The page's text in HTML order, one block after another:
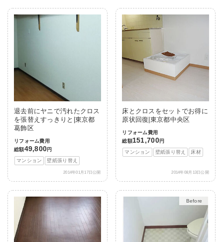
退去前にヤニで汚れたクロス
を張替えすっきりと|東京都
葛飾区
リフォーム費用
総額49,800円
マンション
壁紙張り替え
2014年01月17日公開
床とクロスをセットでお得に
原状回復|東京都中央区
リフォーム費用
総額151,700円
マンション
壁紙張り替え 床材
2014年08月13日公開
After